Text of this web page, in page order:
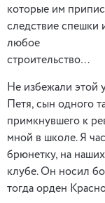
которые им
следствие спешки
любое
Не избежали этой
Петя, сын одного
примкнувшего к
мной в школе. Я
брюнетку, на
клубе. Он носил
тогда орден